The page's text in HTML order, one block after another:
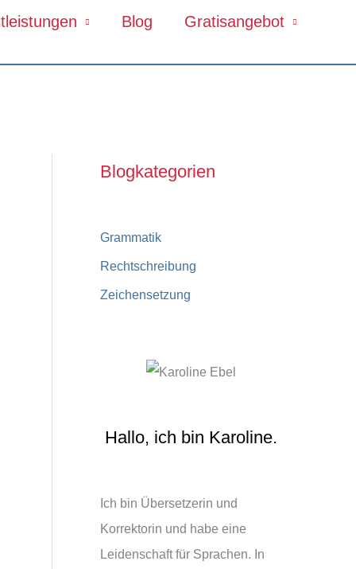
Blog Gratisangebot
Blogkategorien
Grammatik
Rechtschreibung
Zeichensetzung
Hallo, ich bin Karoline.
Ich bin Übersetzerin und
Korrektorin und habe eine
Leidenschaft für Sprachen. In